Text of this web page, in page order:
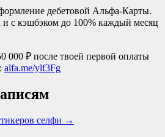
дебетовой Альфа-Карты.
и с кэшбэком до 100% каждый месяц
000 ₽ после твоей первой оплаты
alfa.me/ylf3Fg
селфи →